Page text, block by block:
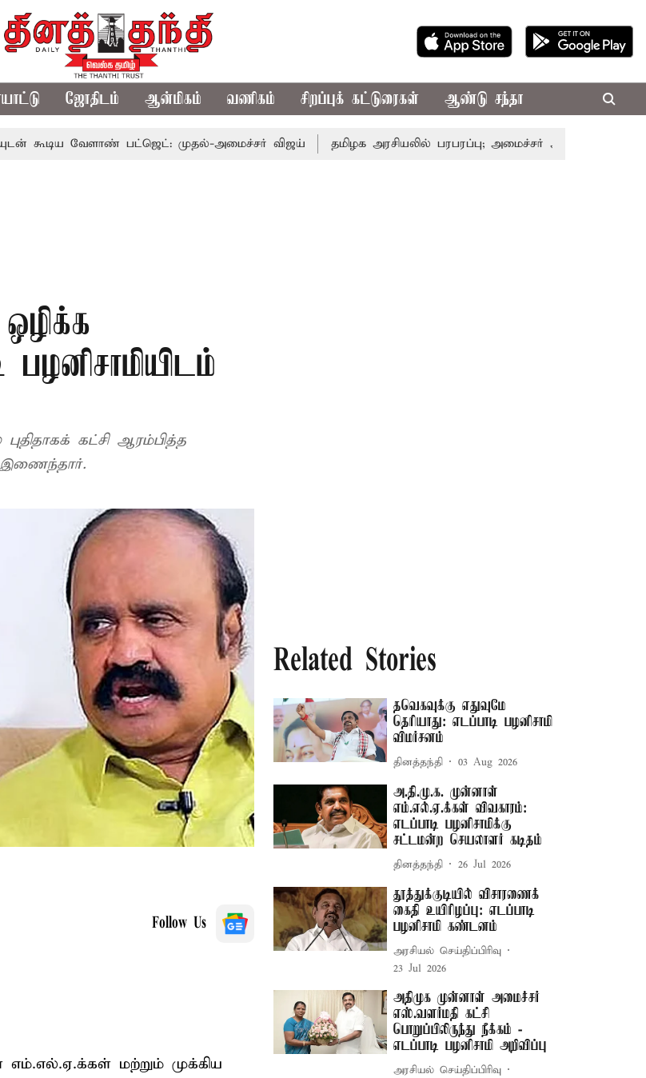
ஜோதிடம் ஆன்மிகம் வணிகம் சிறப்புக் கட்டுரைகள் ஆண்டு சந்தா
வேளாண் பட்ஜெட்: முதல்-அமைச்சர் விஜய் தமிழக அரசியலில் பரபரப்பு; அமைச்சர் ஆனந்த் உடன் சி.வி.
கட்சி ஆரம்பித்த
இணைந்தார்.
Follow Us
மற்றும் முக்கிய
Related Stories
தவெகவுக்கு எதுவுமே
தெரியாது: எடப்பாடி பழனிசாமி
விமர்சனம்
தினத்தந்தி 03 Aug 2026
அ.தி.மு.க. முன்னாள்
எம்.எல்.ஏ.க்கள் விவகாரம்:
எடப்பாடி பழனிசாமிக்கு
சட்டமன்ற செயலாளர் கடிதம்
தினத்தந்தி 26 Jul 2026
தூத்துக்குடியில் விசாரணைக்
கைதி உயிரிழப்பு: எடப்பாடி
பழனிசாமி கண்டனம்
அரசியல் செய்திப்பிரிவு
23 Jul 2026
அதிமுக முன்னாள் அமைச்சர்
எஸ்.வளர்மதி கட்சி
பொறுப்பிலிருந்து நீக்கம் -
எடப்பாடி பழனிசாமி அறிவிப்பு
அரசியல் செய்திப்பிரிவு